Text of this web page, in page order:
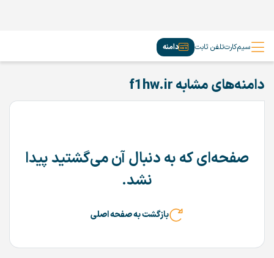
سیم‌کارتتلفن ثابت دامنه
دامنه‌های مشابه f1hw.ir
صفحه‌ای که به دنبال آن می‌گشتید پیدا
نشد.
بازگشت به صفحه اصلی